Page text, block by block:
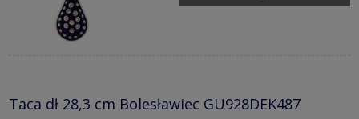
Taca dł 28,3 cm Bolesławiec GU928DEK487